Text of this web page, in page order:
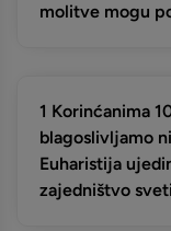
molitve mogu
1 Korinćanima
blagoslivljamo
Euharistija
zajedništvo